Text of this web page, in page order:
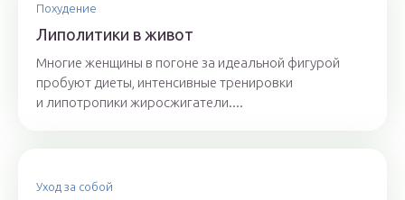
Похудение
Липолитики в живот
Многие женщины в погоне за идеальной фигурой
пробуют диеты, интенсивные тренировки
и липотропики жиросжигатели....
Уход за собой